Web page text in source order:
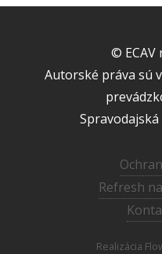
© ECAV
Autorské práva sú
Refresh
Realizácia